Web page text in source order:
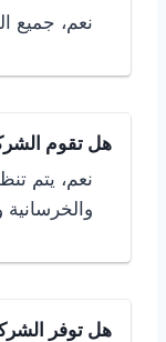
نعم، جميع
هل تقوم
نعم، يتم
والخرسانية
هل توفر